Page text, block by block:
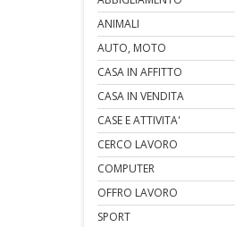
ANIMALI
AUTO, MOTO
CASA IN AFFITTO
CASA IN VENDITA
CASE E ATTIVITA'
CERCO LAVORO
COMPUTER
OFFRO LAVORO
SPORT